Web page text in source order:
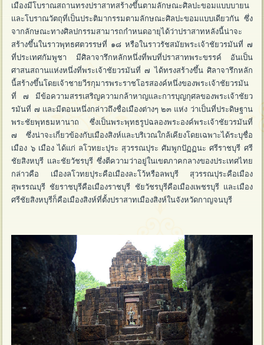
เมืองมีโบราณสถานทรงปราสาทสร้างขึ้นตามลักษณะศิลปะขอมแบบบายน
และโบราณวัตถุที่เป็นประติมากรรมตามลักษณะศิลปะขอมแบบเดียวกัน ซึ่ง
จากลักษณะทางศิลปกรรมสามารถกำหนดอายุได้ว่าปราสาทหลังนี้น่าจะ
สร้างขึ้นในราวพุทธศตวรรษที่ ๑๘ หรือในราวรัชสมัยพระเจ้าชัยวรมันที่ ๗
ที่ประเทศกัมพูชา มีศิลาจารึกหลักหนึ่งที่พบที่ปราสาทพระขรรค์ อันเป็น
ศาสนสถานแห่งหนึ่งที่พระเจ้าชัยวรมันที่ ๗ ได้ทรงสร้างขึ้น ศิลาจารึกหลัก
นี้สร้างขึ้นโดยเจ้าชายวีรกุมารพระราชโอรสองค์หนึ่งของพระเจ้าชัยวรมัน
ที่ ๗ มีข้อความสรรเสริญความกล้าหาญและการบุญกุศลของพระเจ้าชัยว
รมันที่ ๗ และมีตอนหนึ่งกล่าวถึงชื่อเมืองต่างๆ ๒๓ แห่ง ว่าเป็นที่ประดิษฐาน
พระชัยพุทธมหานาถ ซึ่งเป็นพระพุทธรูปฉลองพระองค์พระเจ้าชัยวรมันที่
๗ ซึ่งน่าจะเกี่ยวข้องกับเมืองสิงห์และบริเวณใกล้เคียงโดยเฉพาะได้ระบุชื่อ
เมือง ๖ เมือง ได้แก่ ลโวทยะปุระ สุวรรณปุระ ศัมพูกปัฏฏนะ ศรีราชบุรี ศรี
ชัยสิงหบุรี และชัยวัชรบุรี ซึ่งตีความว่าอยู่ในเขตภาคกลางของประเทศไทย
กล่าวคือ เมืองลโวทยปุระคือเมืองละโว้หรือลพบุรี สุวรรณปุระคือเมือง
สุพรรณบุรี ชัยราชบุรีคือเมืองราชบุรี ชัยวัชรบุรีคือเมืองเพชรบุรี และเมือง
ศรีชัยสิงหบุรีก็คือเมืองสิงห์ที่ตั้งปราสาทเมืองสิงห์ในจังหวัดกาญจนบุรี